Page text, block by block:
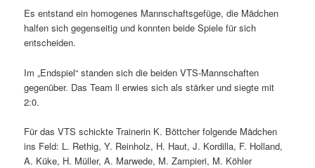
Es entstand ein homogenes Mannschaftsgefüge, die Mädchen
halfen sich gegenseitig und konnten beide Spiele für sich
entscheiden.
Im „Endspiel“ standen sich die beiden VTS-Mannschaften
gegenüber. Das Team ll erwies sich als stärker und siegte mit
2:0.
Für das VTS schickte Trainerin K. Böttcher folgende Mädchen
ins Feld: L. Rethig, Y. Reinholz, H. Haut, J. Kordilla, F. Holland,
A. Küke, H. Müller, A. Marwede, M. Zampieri, M. Köhler